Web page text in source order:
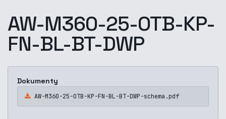
AW-M360-25-OTB-KP-
FN-BL-BT-DWP
Dokumenty
AW-M360-25-OTB-KP-FN-BL-BT-DWP-schema.pdf